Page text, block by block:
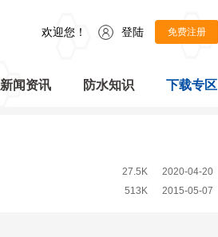
欢迎您！ 登陆 免费注册
新闻资讯 防水知识 下载专区
27.5K 2020-04-20
513K 2015-05-07